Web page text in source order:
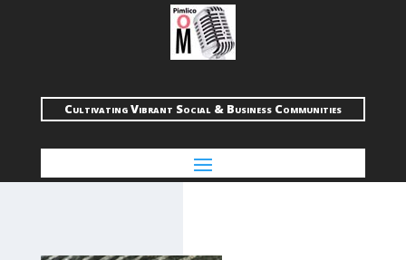
Cultivating Vibrant Social & Business Communities